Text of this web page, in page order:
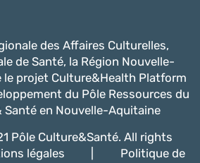
des Affaires Culturelles,
de Santé, la Région Nouvelle-
le projet Culture&Health Platform
du Pôle Ressources du
Santé en Nouvelle-Aquitaine
Pôle Culture&Santé. All rights
légales
Politique de